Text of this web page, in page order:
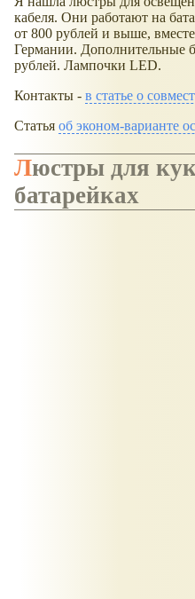
кабеля. Они работают на
от 800 рублей и выше,
Германии. Дополнительные
рублей. Лампочки LED.
Контакты - в статье о
Статья об эконом-варианте
Люстры для кукольного дома на
батарейках